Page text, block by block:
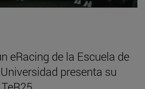
eRacing de la Escuela de
presenta su